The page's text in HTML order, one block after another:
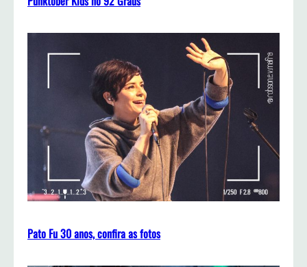
Pato Fu 30 anos, confira as fotos